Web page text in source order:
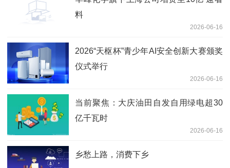
料
2026-06-16
2026“天枢杯”青少年AI安全创新大赛颁奖
仪式举行
2026-06-16
当前聚焦：大庆油田自发自用绿电超30
亿千瓦时
2026-06-16
乡愁上路，消费下乡